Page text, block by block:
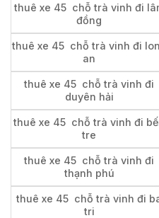
thuê xe 45 chỗ trà vinh đi
đồng
thuê xe 45 chỗ trà vinh đi
an
thuê xe 45 chỗ trà vinh đi
duyên hải
thuê xe 45 chỗ trà vinh đi
tre
thuê xe 45 chỗ trà vinh đi
thạnh phú
thuê xe 45 chỗ trà vinh đi
tri